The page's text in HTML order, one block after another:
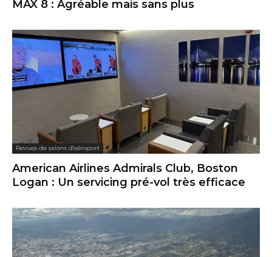
MAX 8 : Agréable mais sans plus
Revues de salons d'aéroport
American Airlines Admirals Club, Boston
Logan : Un servicing pré-vol très efficace